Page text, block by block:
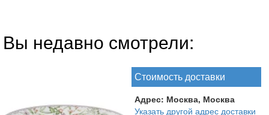
Вы недавно смотрели:
Стоимость доставки
Адрес: Москва, Москва
Указать другой адрес доставки